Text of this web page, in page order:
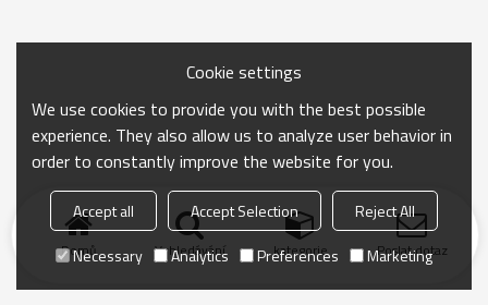
Domů Vyhledávání kategorie Poslat dotaz
Cookie settings
We use cookies to provide you with the best possible
experience. They also allow us to analyze user behavior in
order to constantly improve the website for you.
Accept all Accept Selection
Reject All
Necessary
Analytics Preferences Marketing